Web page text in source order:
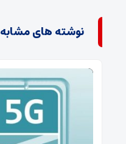
نوشته های مشابه